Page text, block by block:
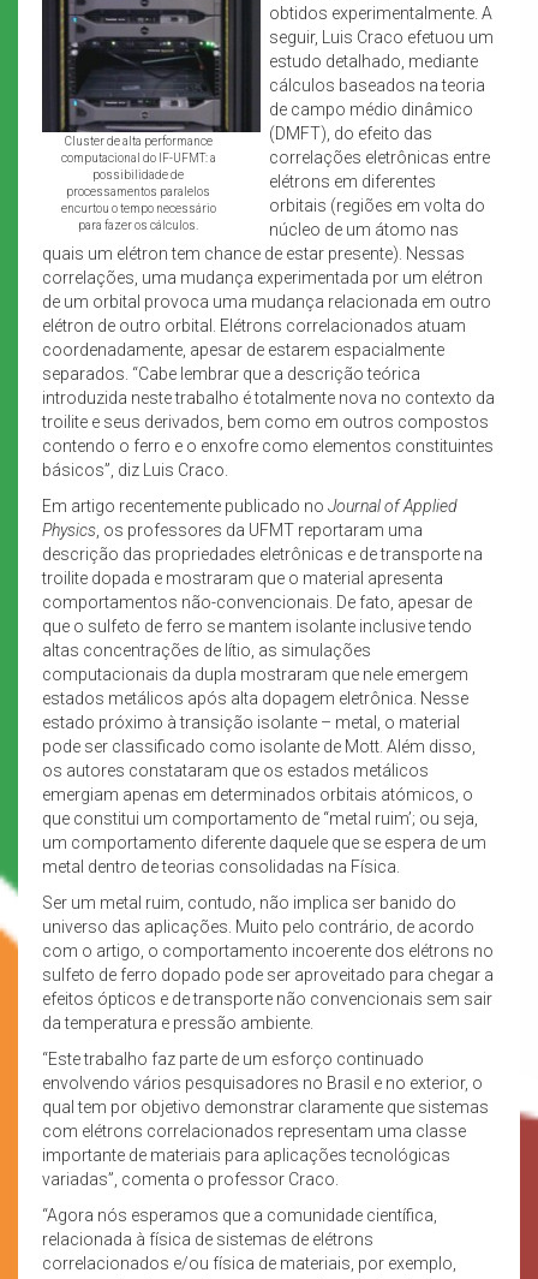
Cluster de alta performance
computacional do IF-UFMT: a
possibilidade de
processamentos paralelos
encurtou o tempo necessário
para fazer os cálculos.
obtidos experimentalmente. A
seguir, Luis Craco efetuou um
estudo detalhado, mediante
cálculos baseados na teoria
de campo médio dinâmico
(DMFT), do efeito das
correlações eletrônicas entre
elétrons em diferentes
orbitais (regiões em volta do
núcleo de um átomo nas
quais um elétron tem chance de estar presente). Nessas
correlações, uma mudança experimentada por um elétron
de um orbital provoca uma mudança relacionada em outro
elétron de outro orbital. Elétrons correlacionados atuam
coordenadamente, apesar de estarem espacialmente
separados. “Cabe lembrar que a descrição teórica
introduzida neste trabalho é totalmente nova no contexto da
troilite e seus derivados, bem como em outros compostos
contendo o ferro e o enxofre como elementos constituintes
básicos”, diz Luis Craco.
Em artigo recentemente publicado no Journal of Applied
Physics , os professores da UFMT reportaram uma
descrição das propriedades eletrônicas e de transporte na
troilite dopada e mostraram que o material apresenta
comportamentos não-convencionais. De fato, apesar de
que o sulfeto de ferro se mantem isolante inclusive tendo
altas concentrações de lítio, as simulações
computacionais da dupla mostraram que nele emergem
estados metálicos após alta dopagem eletrônica. Nesse
estado próximo à transição isolante – metal, o material
pode ser classificado como isolante de Mott. Além disso,
os autores constataram que os estados metálicos
emergiam apenas em determinados orbitais atómicos, o
que constitui um comportamento de “metal ruim’; ou seja,
um comportamento diferente daquele que se espera de um
metal dentro de teorias consolidadas na Física.
Ser um metal ruim, contudo, não implica ser banido do
universo das aplicações. Muito pelo contrário, de acordo
com o artigo, o comportamento incoerente dos elétrons no
sulfeto de ferro dopado pode ser aproveitado para chegar a
efeitos ópticos e de transporte não convencionais sem sair
da temperatura e pressão ambiente.
“Este trabalho faz parte de um esforço continuado
envolvendo vários pesquisadores no Brasil e no exterior, o
qual tem por objetivo demonstrar claramente que sistemas
com elétrons correlacionados representam uma classe
importante de materiais para aplicações tecnológicas
variadas”, comenta o professor Craco.
“Agora nós esperamos que a comunidade científica,
relacionada à física de sistemas de elétrons
correlacionados e/ou física de materiais, por exemplo,